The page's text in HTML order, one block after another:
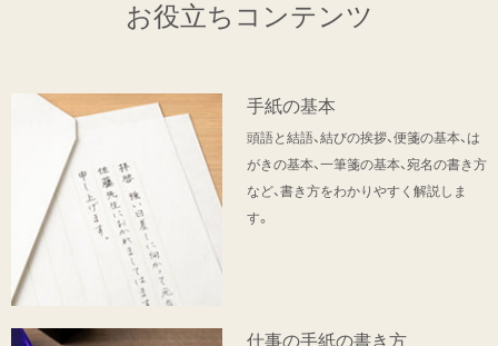
お役立ちコンテンツ
手紙の基本
頭語と結語、結びの挨拶、便箋の基本、は
がきの基本、一筆箋の基本、宛名の書き方
など、書き方をわかりやすく解説しま
す。
仕事の手紙の書き方